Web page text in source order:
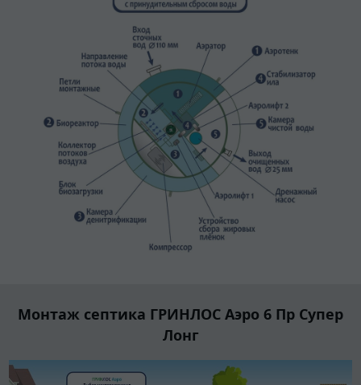
Монтаж септика ГРИНЛОС Аэро 6 Пр Супер
Лонг